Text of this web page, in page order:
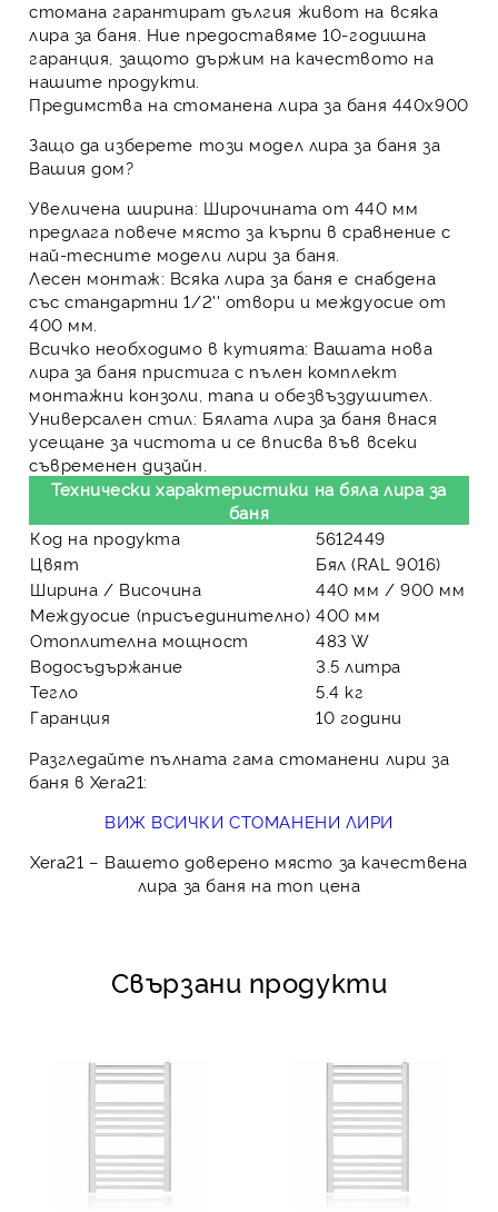
стомана гарантират дългия живот на всяка
лира за баня. Ние предоставяме 10-годишна
гаранция, защото държим на качеството на
нашите продукти.
Предимства на стоманена лира за баня 440х900
Защо да изберете този модел лира за баня за
Вашия дом?
Увеличена ширина: Широчината от 440 мм
предлага повече място за кърпи в сравнение с
най-тесните модели лири за баня.
Лесен монтаж: Всяка лира за баня е снабдена
със стандартни 1/2'' отвори и междуосие от
400 мм.
Всичко необходимо в кутията: Вашата нова
лира за баня пристига с пълен комплект
монтажни конзоли, тапа и обезвъздушител.
Универсален стил: Бялата лира за баня внася
усещане за чистота и се вписва във всеки
съвременен дизайн.
Технически характеристики на бяла лира за
баня
Код на продукта
5612449
Цвят
Бял (RAL 9016)
Ширина / Височина
440 мм / 900 мм
Междуосие (присъединително) 400 мм
Отоплителна мощност
483 W
Водосъдържание
3.5 литра
Тегло
5.4 кг
Гаранция
10 години
Разгледайте пълната гама стоманени лири за
баня в Xera21:
ВИЖ ВСИЧКИ СТОМАНЕНИ ЛИРИ
Xera21 – Вашето доверено място за качествена
лира за баня на топ цена
Свързани продукти